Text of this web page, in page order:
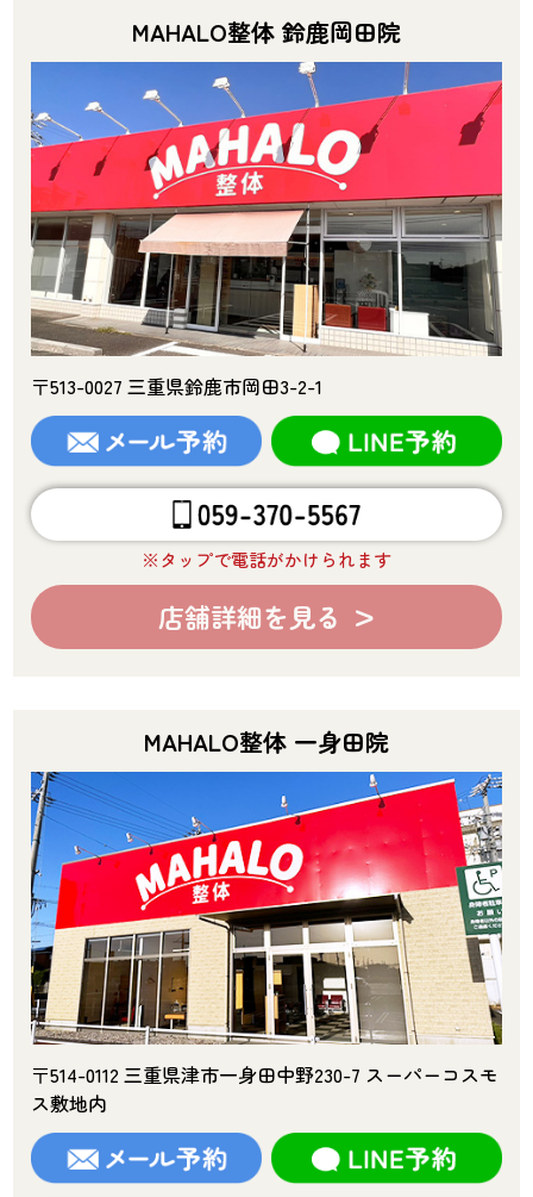
MAHALO整体 鈴鹿岡田院
〒513-0027 三重県鈴鹿市岡田3-2-1
※タップで電話がかけられます
店舗詳細を見る
MAHALO整体 一身田院
〒514-0112 三重県津市一身田中野230-7 スーパーコスモ
ス敷地内